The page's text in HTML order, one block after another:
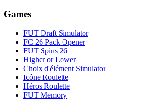
Games
FUT Draft Simulator
FC 26 Pack Opener
FUT Spins 26
Higher or Lower
Choix d'élément Simulator
Icône Roulette
Héros Roulette
FUT Memory